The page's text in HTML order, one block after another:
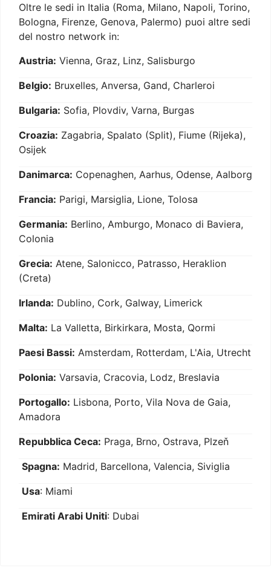
Oltre le sedi in Italia (Roma, Milano, Napoli, Torino,
Bologna, Firenze, Genova, Palermo) puoi altre sedi
del nostro network in:
Austria: Vienna, Graz, Linz, Salisburgo
Belgio: Bruxelles, Anversa, Gand, Charleroi
Bulgaria: Sofia, Plovdiv, Varna, Burgas
Croazia: Zagabria, Spalato (Split), Fiume (Rijeka),
Osijek
Danimarca: Copenaghen, Aarhus, Odense, Aalborg
Francia: Parigi, Marsiglia, Lione, Tolosa
Germania: Berlino, Amburgo, Monaco di Baviera,
Colonia
Grecia: Atene, Salonicco, Patrasso, Heraklion
(Creta)
Irlanda: Dublino, Cork, Galway, Limerick
Malta: La Valletta, Birkirkara, Mosta, Qormi
Paesi Bassi: Amsterdam, Rotterdam, L'Aia, Utrecht
Polonia: Varsavia, Cracovia, Lodz, Breslavia
Portogallo: Lisbona, Porto, Vila Nova de Gaia,
Amadora
Repubblica Ceca: Praga, Brno, Ostrava, Plzeň
Spagna: Madrid, Barcellona, Valencia, Siviglia
Usa: Miami
Emirati Arabi Uniti: Dubai